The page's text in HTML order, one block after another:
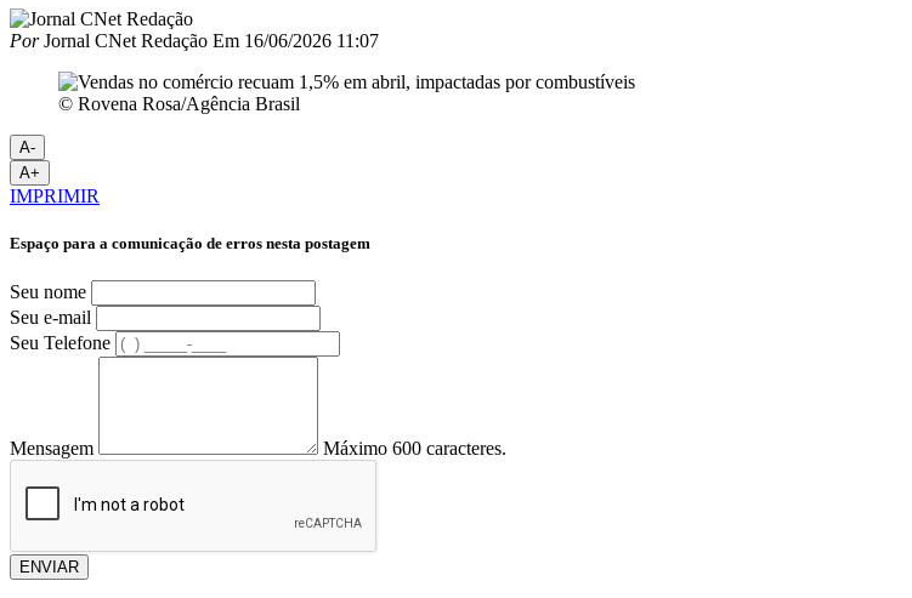
PorJornal CNet Redação Em 16/06/2026 11:07
© Rovena Rosa/Agência Brasil
A-
A+
IMPRIMIR
Espaço para a comunicação de erros nesta postagem
Seu nome
Seu e-mail
Seu Telefone
Mensagem Máximo 600 caracteres.
ENVIAR